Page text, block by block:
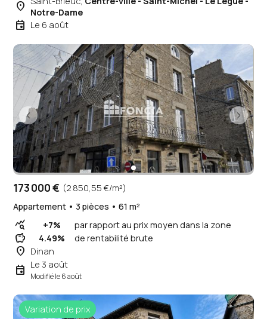
place Notre-Dame
event Le 6 août
173 000 € (2 850,55 €/m²)
Appartement • 3 pièces • 61 m²
query_stats +7% par rapport au prix moyen dans la zone
savings 4.49% de rentabilité brute
place Dinan
event Le 3 août
Modifié le 6 août
Variation de prix